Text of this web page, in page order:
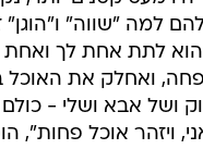
למה "שווה"
הוא לתת אחת לך ואחת
ואחלק את האוכל
ושל אבא ושלי -
ויזהר אוכל פחות",